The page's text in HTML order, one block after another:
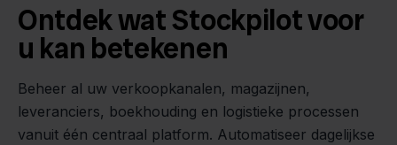
Ontdek wat Stockpilot voor
u kan betekenen
Beheer al uw verkoopkanalen, magazijnen,
leveranciers, boekhouding en logistieke processen
vanuit één centraal platform. Automatiseer dagelijkse